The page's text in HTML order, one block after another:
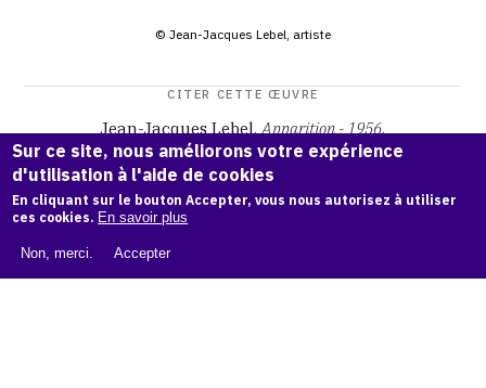
© Jean-Jacques Lebel, artiste
CITER CETTE ŒUVRE
Jean-Jacques Lebel,Apparition - 1956.
Catalogue raisonné Jean-Jacques Lebel, OAM.ark:38997/o
1shrz
COPIER LA CITATION
Sur ce site, nous améliorons votre expérience
d'utilisation à l'aide de cookies
En cliquant sur le bouton Accepter, vous nous autorisez à utiliser
ces cookies. En savoir plus
Non, merci. Accepter